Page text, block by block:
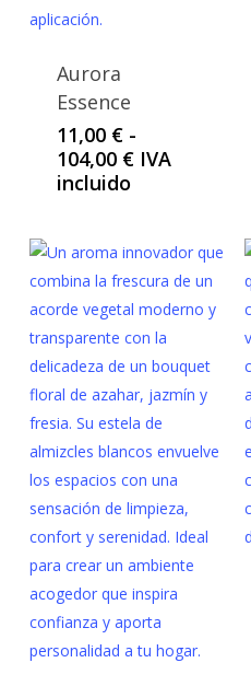
Aurora
Essence
11,00 € -
104,00 €Rango
11,00 €
hasta
104,00 €
IVA
incluido